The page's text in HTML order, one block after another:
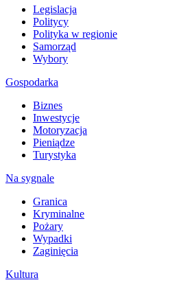
Legislacja
Politycy
Polityka w regionie
Samorząd
Wybory
Gospodarka
Biznes
Inwestycje
Motoryzacja
Pieniądze
Turystyka
Na sygnale
Granica
Kryminalne
Pożary
Wypadki
Zaginięcia
Kultura